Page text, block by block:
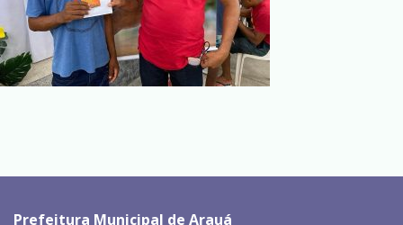
Prefeitura Municipal de Arauá